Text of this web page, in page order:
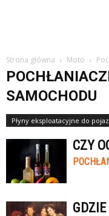
Strona główna Moto
SAMOCHODU
Płyny eksploatacyjne do
CZY